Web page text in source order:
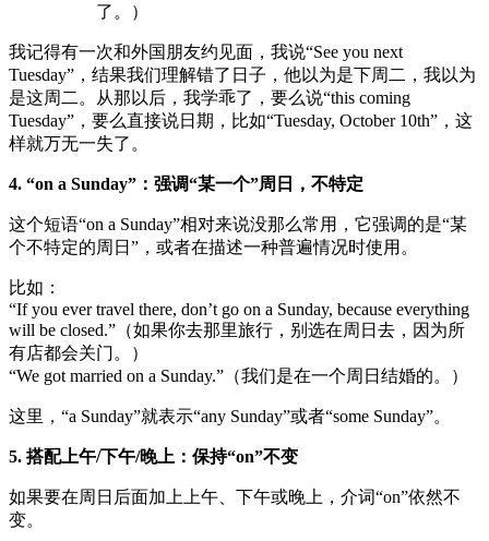
了。）
我记得有一次和外国朋友约见面，我说“See you next
Tuesday”，结果我们理解错了日子，他以为是下周二，我以为
是这周二。从那以后，我学乖了，要么说“this coming
Tuesday”，要么直接说日期，比如“Tuesday, October 10th”，这
样就万无一失了。
4. “on a Sunday”：强调“某一个”周日，不特定
这个短语“on a Sunday”相对来说没那么常用，它强调的是“某
个不特定的周日”，或者在描述一种普遍情况时使用。
比如：
“If you ever travel there, don’t go on a Sunday, because everything
will be closed.”（如果你去那里旅行，别选在周日去，因为所
有店都会关门。）
“We got married on a Sunday.”（我们是在一个周日结婚的。）
这里，“a Sunday”就表示“any Sunday”或者“some Sunday”。
5. 搭配上午/下午/晚上：保持“on”不变
如果要在周日后面加上上午、下午或晚上，介词“on”依然不
变。